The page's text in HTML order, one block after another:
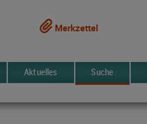
Merkzettel
Aktuelles Suche